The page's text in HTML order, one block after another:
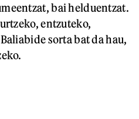
bai helduentzat.
entzuteko,
sorta bat da hau,